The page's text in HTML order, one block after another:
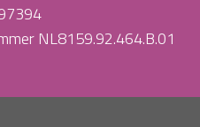
NL8159.92.464.B.01